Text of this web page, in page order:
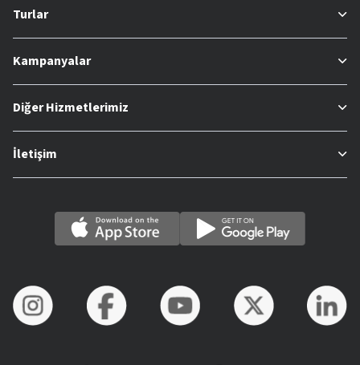
Turlar
Kampanyalar
Diğer Hizmetlerimiz
İletişim